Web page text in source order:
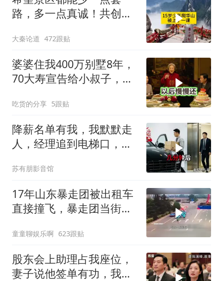
路，多一点真诚！共创良
大秦论道 472跟贴
婆婆住我400万别墅8年，
70大寿宣告给小叔子，
吃货的分享 5跟贴
降薪名单有我，我默默走
人，经理追到电梯口，见
苏有朋影音馆
17年山东暴走团被出租车
直接撞飞，暴走团当街拦
童童聊娱乐啊 623跟贴
股东会上助理占我座位，
妻子说他签单有功，我抛